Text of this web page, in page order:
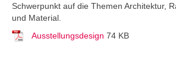
Schwerpunkt auf die Themen Architektur,
und Material.
Ausstellungsdesign 74 KB